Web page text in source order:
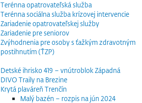
Terénna opatrovateľská služba
Terénna sociálna služba krízovej intervencie
Zariadenie opatrovateľskej služby
Zariadenie pre seniorov
Zvýhodnenia pre osoby s ťažkým zdravotným
postihnutím (ŤZP)
Detské ihrisko 419 – vnútroblok Západná
DIVO Traily na Brezine
Krytá plaváreň Trenčín
Malý bazén – rozpis na jún 2024